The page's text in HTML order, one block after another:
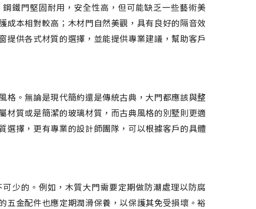
鐵門堅固耐用，安全性高，但可能缺乏一些藝術美
成本相對較高；木材門自然美觀，具有良好的隔音效
供各式材質的選擇，並能提供專業建議，幫助客戶
格。無論是現代簡約還是傳統古典，大門都應該與整
材質或是簡潔的玻璃材質，而古典風格的別墅則更適
選擇，更有專業的設計師團隊，可以根據客戶的具體
少的。例如，木質大門需要定期做防潮處理以防腐
金配件也應定期潤滑保養，以保護其免受損壞。裕